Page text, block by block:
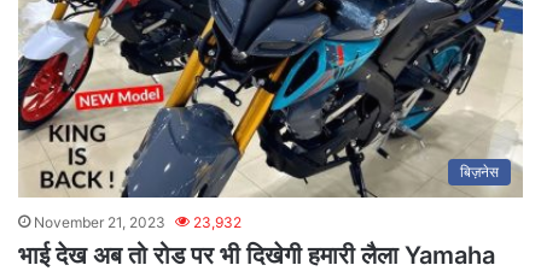
बिज़नेस
November 21, 2023 23,932
भाई देख अब तो रोड पर भी दिखेगी हमारी लैला Yamaha